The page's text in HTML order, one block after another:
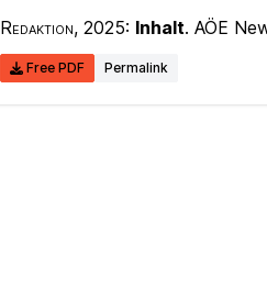
Redaktion, 2025: Inhalt. AÖE
Free PDF Permalink